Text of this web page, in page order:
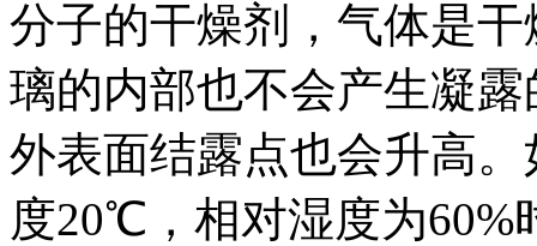
分子的干燥剂，气体是
璃的内部也不会产生凝
外表面结露点也会升高
度20℃，相对湿度为